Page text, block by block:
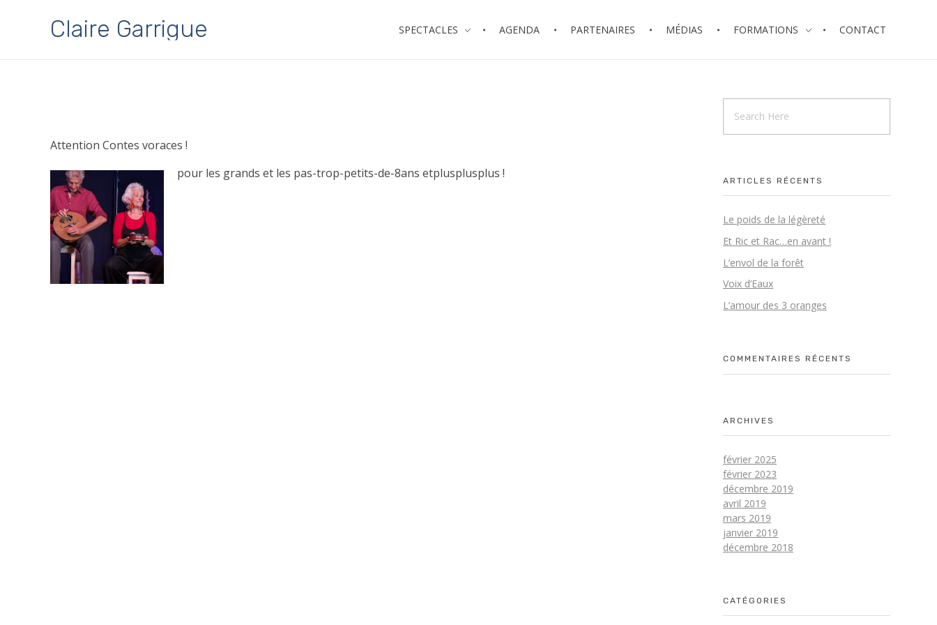
Claire Garrigue SPECTACLES AGENDA PARTENAIRES MÉDIAS FORMATIONS CONTACT
Attention Contes voraces !
pour les grands et les pas-trop-petits-de-8ans etplusplusplus !
ARTICLES RÉCENTS
Le poids de la légèreté
Et Ric et Rac…en avant !
L’envol de la forêt
Voix d’Eaux
L’amour des 3 oranges
COMMENTAIRES RÉCENTS
ARCHIVES
février 2025
février 2023
décembre 2019
avril 2019
mars 2019
janvier 2019
décembre 2018
CATÉGORIES